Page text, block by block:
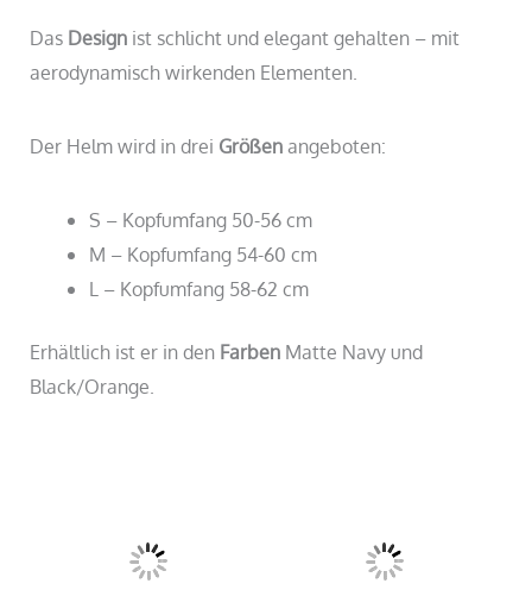
Das Design ist schlicht und elegant gehalten – mit
aerodynamisch wirkenden Elementen.
Der Helm wird in drei Größenangeboten:
S – Kopfumfang 50-56 cm
M – Kopfumfang 54-60 cm
L – Kopfumfang 58-62 cm
Erhältlich ist er in den Farben Matte Navy und
Black/Orange.